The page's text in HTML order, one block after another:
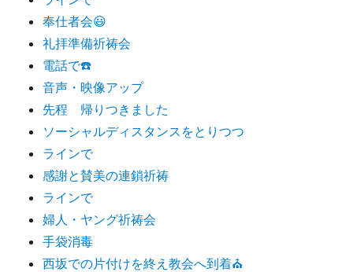
奉仕者会😃
礼拝準備祈祷会
電話で☎️
音声・映像アップ
先程 帰りつきました
ソーシャルディスタンスをとりつつ
ラインで
感謝と賛美の連鎖祈祷
ラインで
婦人・ヤング祈祷会
手袋消毒
西坂での片付けを終え教会へ到着⛪️